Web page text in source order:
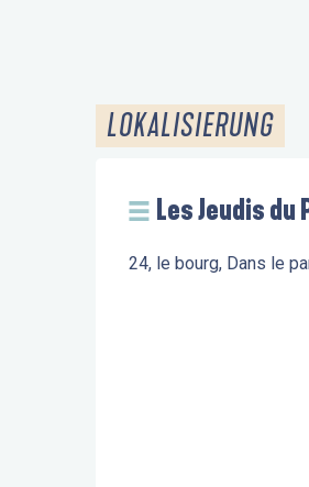
LOKALISIERUNG
Les Jeudis du
24, le bourg, Dans le